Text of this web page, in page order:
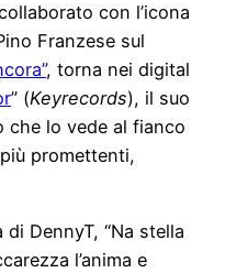
con l’icona
Franzese sul
, torna nei digital
” (Keyrecords), il suo
che lo vede al fianco
promettenti,
DennyT, “Na stella
l’anima e